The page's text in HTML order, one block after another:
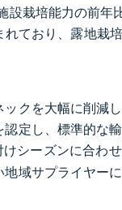
栽培能力の前年
ており、露地栽
クを大幅に削減
定し、標準的な
シーズンに合わ
域サプライヤー